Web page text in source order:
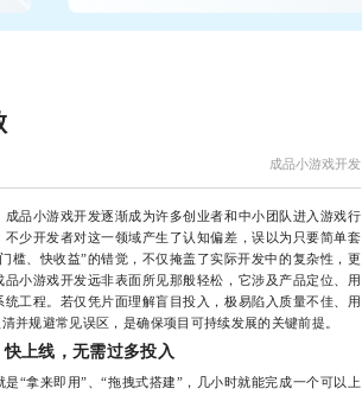
成品小游戏开发
小游戏开发逐渐成为许多创业者和中小团队进入游戏行
少开发者对这一领域产生了认知偏差，误以为只要简单套
槛、快收益”的错觉，不仅掩盖了实际开发中的复杂性，更
小游戏开发远非表面所见那般轻松，它涉及产品定位、用
工程。若仅凭片面理解盲目投入，极易陷入质量不佳、用
并规避常见误区，是确保项目可持续发展的关键前提。
上线，无需过多投入
拿来即用”、“拖拽式搭建”，几小时就能完成一个可以上